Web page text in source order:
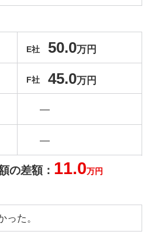
E社 50.0万円
F社 45.0万円
―
―
の差額： 11.0万円
った。